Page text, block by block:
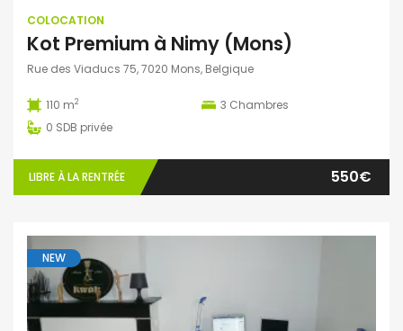
COLOCATION
Kot Premium à Nimy (Mons)
Rue des Viaducs 75, 7020 Mons, Belgique
110 m2 3 Chambres
0 SDB privée
LIBRE À LA RENTRÉE 550€
NEW